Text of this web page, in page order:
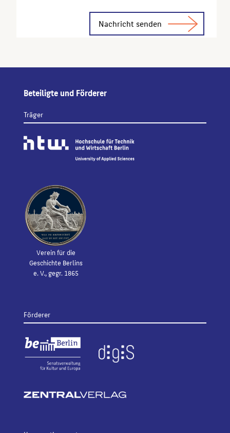
Beteiligte und Förderer
Träger
Verein für die
Geschichte Berlins
e. V., gegr. 1865
Förderer